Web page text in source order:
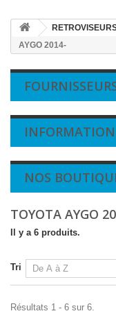
AYGO 2014-
INFORMATION
NOS
TOYOTA AYGO
Il y a 6 produits.
Tri
Résultats 1 - 6 sur 6.